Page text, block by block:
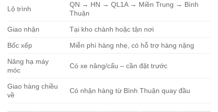
Lộ trình
QN → HN → QL1A → Miền Trung → Bình
Thuận
Giao nhận Tại kho chành hoặc tận nơi
Bốc xếp Miễn phí hàng nhẹ, có hỗ trợ hàng nặng
Nâng hạ máy
móc
Có xe nâng/cẩu – cần đặt trước
Giao hàng chiều
về
Có nhận hàng từ Bình Thuận quay đầu